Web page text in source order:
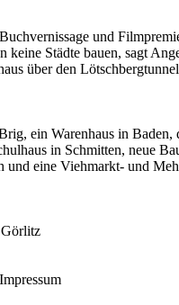
und
keine Städte bauen, sagt
über den
ein Warenhaus in Baden,
in Schmitten, neue
und eine Viehmarkt- und